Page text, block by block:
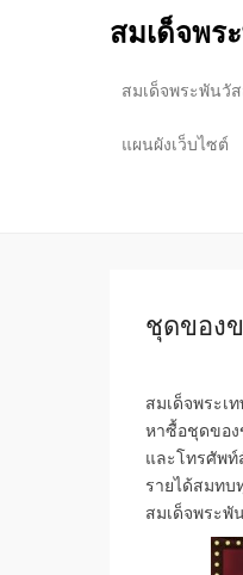
สมเด็จพร
Primary Menu
Skip to content
สมเด็จพระพันวัส
แผนผังเว็บไซต์
ชุดของ
สมเด็จพระเ
หาซื้อชุดของ
และโทรศัพท์
รายได้สมท
สมเด็จพระพั